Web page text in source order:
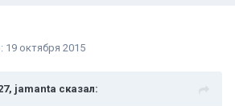
19 октября 2015
jamanta сказал: